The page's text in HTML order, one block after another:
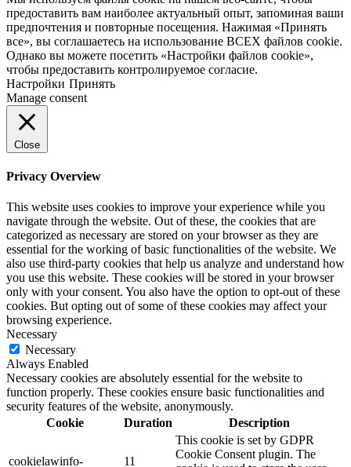
предоставить вам наиболее актуальный опыт, запоминая ваши
предпочтения и повторные посещения. Нажимая «Принять
все», вы соглашаетесь на использование ВСЕХ файлов cookie.
Однако вы можете посетить «Настройки файлов cookie»,
чтобы предоставить контролируемое согласие.
Настройки Принять
Manage consent
Close
Privacy Overview
This website uses cookies to improve your experience while you
navigate through the website. Out of these, the cookies that are
categorized as necessary are stored on your browser as they are
essential for the working of basic functionalities of the website. We
also use third-party cookies that help us analyze and understand how
you use this website. These cookies will be stored in your browser
only with your consent. You also have the option to opt-out of these
cookies. But opting out of some of these cookies may affect your
browsing experience.
Necessary
Necessary
Always Enabled
Necessary cookies are absolutely essential for the website to
function properly. These cookies ensure basic functionalities and
security features of the website, anonymously.
Cookie
Duration Description
cookielawinfo-
11
This cookie is set by GDPR
Cookie Consent plugin. The